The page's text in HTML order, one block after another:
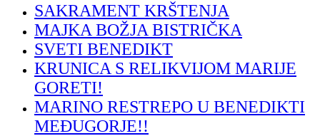
SAKRAMENT KRŠTENJA
MAJKA BOŽJA BISTRIČKA
SVETI BENEDIKT
KRUNICA S RELIKVIJOM MARIJE
GORETI!
MARINO RESTREPO U BENEDIKTI
MEĐUGORJE!!